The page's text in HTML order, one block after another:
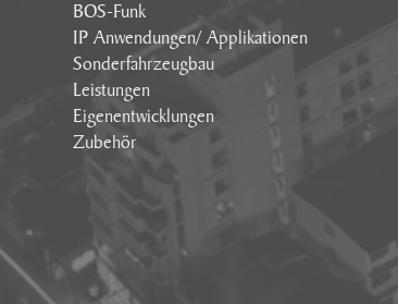
BOS-Funk
IP Anwendungen/ Applikationen
Sonderfahrzeugbau
Leistungen
Eigenentwicklungen
Zubehör